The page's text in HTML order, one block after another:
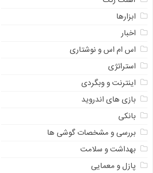
ابزارها
اخبار
اس ام اس و نوشتاری
استراتژی
اینترنت و وبگردی
بازی های اندروید
بانکی
بررسی و مشخصات گوشی ها
بهداشت و سلامت
پازل و معمایی